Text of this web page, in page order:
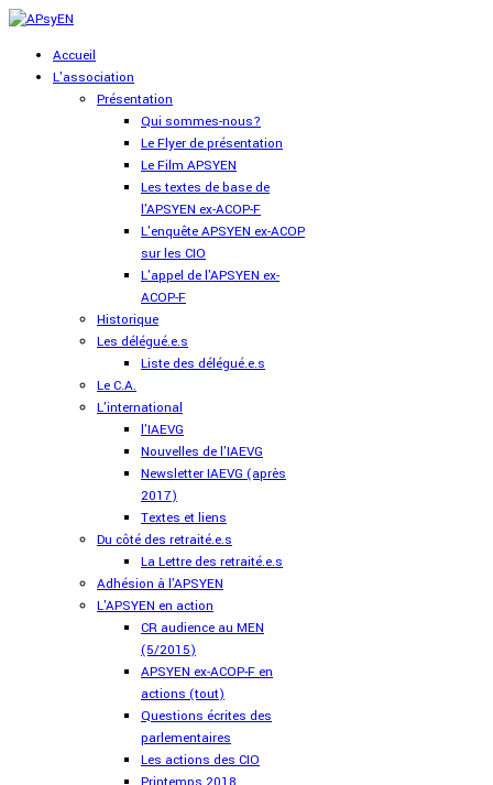
Accueil
L'association
Présentation
Qui sommes-nous?
Le Flyer de présentation
Le Film APSYEN
Les textes de base de
l'APSYEN ex-ACOP-F
L'enquête APSYEN ex-ACOP
sur les CIO
L'appel de l'APSYEN ex-
ACOP-F
Historique
Les délégué.e.s
Liste des délégué.e.s
Le C.A.
L'international
l'IAEVG
Nouvelles de l'IAEVG
Newsletter IAEVG (après
2017)
Textes et liens
Du côté des retraité.e.s
La Lettre des retraité.e.s
Adhésion à l'APSYEN
L'APSYEN en action
CR audience au MEN
(5/2015)
APSYEN ex-ACOP-F en
actions (tout)
Questions écrites des
parlementaires
Les actions des CIO